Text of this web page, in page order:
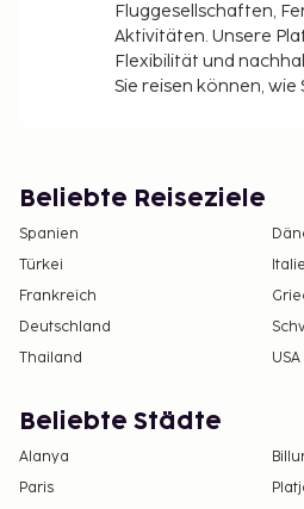
Fluggesellschaften,
Aktivitäten. Unsere
Flexibilität und
Sie reisen können, wie
Beliebte Reiseziele
Spanien
Türkei
Frankreich
Deutschland
Thailand
USA
Beliebte Städte
Alanya
Paris